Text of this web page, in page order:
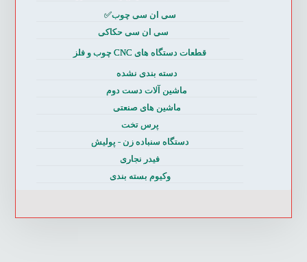
سی ان سی چوب✅
سی ان سی حکاکی
قطعات دستگاه های CNC چوب و فلز
دسته بندی نشده
ماشین آلات دست دوم
ماشین های صنعتی
پرس تخت
دستگاه سنباده زن - پولیش
فیدر نجاری
وکیوم بسته بندی